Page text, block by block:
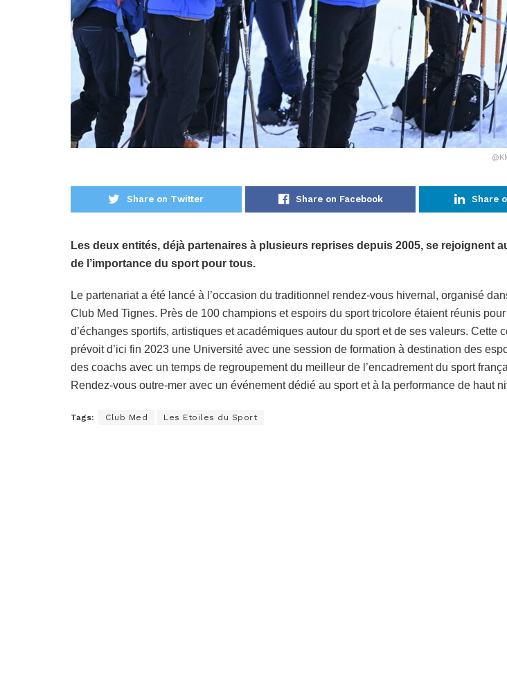
Share on Twitter Share on Facebook Share
Les deux entités, déjà partenaires à plusieurs reprises depuis 2005, se rejoignent
de l’importance du sport pour tous.
Le partenariat a été lancé à l’occasion du traditionnel rendez-vous hivernal, organisé
Club Med Tignes. Près de 100 champions et espoirs du sport tricolore étaient réunis
d’échanges sportifs, artistiques et académiques autour du sport et de ses valeurs. Cette
prévoit d’ici fin 2023 une Université avec une session de formation à destination des
des coachs avec un temps de regroupement du meilleur de l’encadrement du sport
Rendez-vous outre-mer avec un événement dédié au sport et à la performance de haut
Tags: Club Med Les Etoiles du Sport